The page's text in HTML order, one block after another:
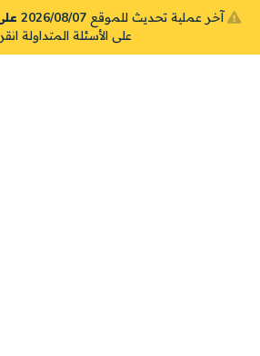
آخر عملية تحديث للموقع 2026/08/07 على الساعة 16:31
على الأسئلة المتداولة انقر